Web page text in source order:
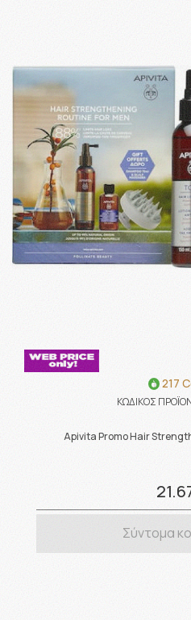
217
ΚΩΔΙΚΟΣ
Apivita Promo Hair
Σύντομα